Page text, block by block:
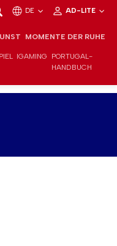
DE AD-LITE
MOMENTE DER RUHE
IGAMING
PORTUGAL-
HANDBUCH